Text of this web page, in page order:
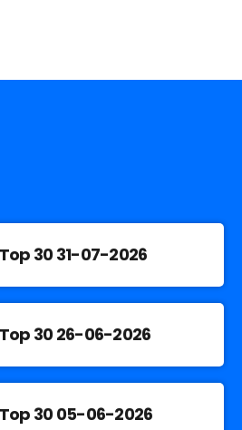
Top 30 31-07-2026
Top 30 26-06-2026
Top 30 05-06-2026